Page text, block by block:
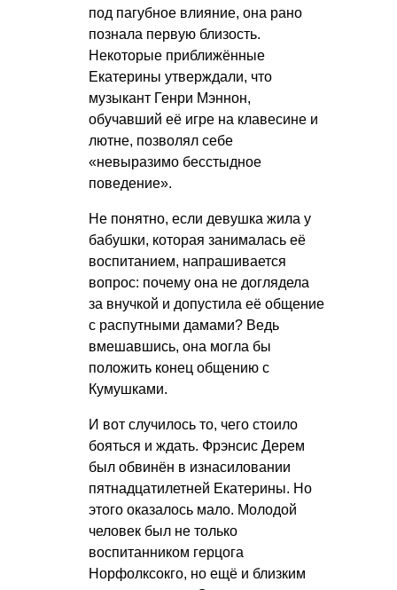
под пагубное влияние, она рано
познала первую близость.
Некоторые приближённые
Екатерины утверждали, что
музыкант Генри Мэннон,
обучавший её игре на клавесине и
лютне, позволял себе
«невыразимо бесстыдное
поведение».
Не понятно, если девушка жила у
бабушки, которая занималась её
воспитанием, напрашивается
вопрос: почему она не доглядела
за внучкой и допустила её общение
с распутными дамами? Ведь
вмешавшись, она могла бы
положить конец общению с
Кумушками.
И вот случилось то, чего стоило
бояться и ждать. Фрэнсис Дерем
был обвинён в изнасиловании
пятнадцатилетней Екатерины. Но
этого оказалось мало. Молодой
человек был не только
воспитанником герцога
Норфолксокго, но ещё и близким